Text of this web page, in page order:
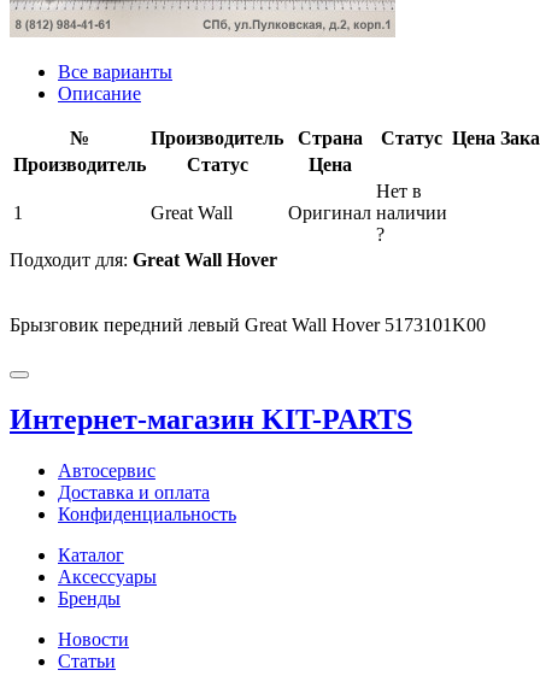
Все варианты
Описание
№ Производитель Страна Статус Цена
Производитель
Статус Цена
1 Great Wall Оригинал
Нет в
наличии
?
Подходит для: Great Wall Hover
Брызговик передний левый Great Wall Hover 5173101K00
Интернет-магазин KIT-PARTS
Автосервис
Доставка и оплата
Конфиденциальность
Каталог
Аксессуары
Бренды
Новости
Статьи